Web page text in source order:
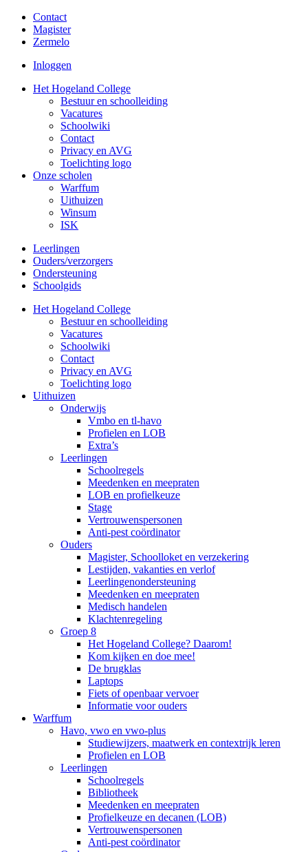
Contact
Magister
Zermelo
Inloggen
Het Hogeland College
Bestuur en schoolleiding
Vacatures
Schoolwiki
Contact
Privacy en AVG
Toelichting logo
Onze scholen
Warffum
Uithuizen
Winsum
ISK
Leerlingen
Ouders/verzorgers
Ondersteuning
Schoolgids
Het Hogeland College
Bestuur en schoolleiding
Vacatures
Schoolwiki
Contact
Privacy en AVG
Toelichting logo
Uithuizen
Onderwijs
Vmbo en tl-havo
Profielen en LOB
Extra’s
Leerlingen
Schoolregels
Meedenken en meepraten
LOB en profielkeuze
Stage
Vertrouwenspersonen
Anti-pest coördinator
Ouders
Magister, Schoolloket en verzekering
Lestijden, vakanties en verlof
Leerlingenondersteuning
Meedenken en meepraten
Medisch handelen
Klachtenregeling
Groep 8
Het Hogeland College? Daarom!
Kom kijken en doe mee!
De brugklas
Laptops
Fiets of openbaar vervoer
Informatie voor ouders
Warffum
Havo, vwo en vwo-plus
Studiewijzers, maatwerk en contextrijk leren
Profielen en LOB
Leerlingen
Schoolregels
Bibliotheek
Meedenken en meepraten
Profielkeuze en decanen (LOB)
Vertrouwenspersonen
Anti-pest coördinator